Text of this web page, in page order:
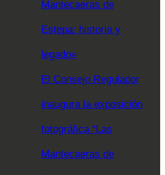
Mantecaeras de
Estepa: historia y
legado»
El Consejo Regulador
inaugura la exposición
fotográfica “Las
Mantecaeras de